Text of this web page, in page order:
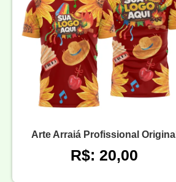
Arte Arraiá Profissional Original
R$: 20,00